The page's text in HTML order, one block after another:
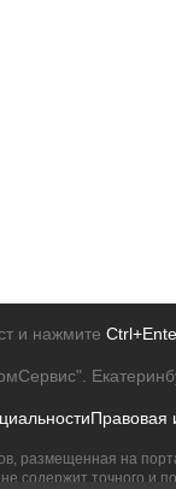
и нажмите
Правовая
размещенная на
точного и